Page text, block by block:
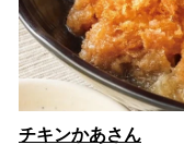
チキンかあさん